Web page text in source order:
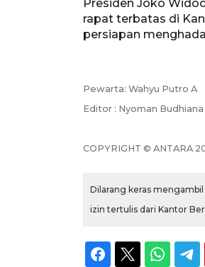
Presiden Joko
rapat terbatas di
persiapan
Pewarta: Wahyu Putro A
Editor : Nyoman Budhiana
COPYRIGHT © ANTARA
Dilarang keras
izin tertulis dari Kantor